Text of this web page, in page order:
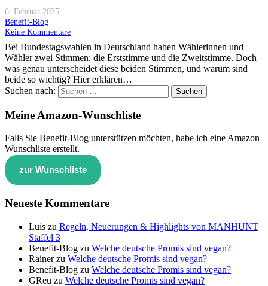
6. Februar 2025
Benefit-Blog
Keine Kommentare
Bei Bundestagswahlen in Deutschland haben Wählerinnen und
Wähler zwei Stimmen: die Erststimme und die Zweitstimme. Doch
was genau unterscheidet diese beiden Stimmen, und warum sind
beide so wichtig? Hier erklären…
Suchen nach:
Meine Amazon-Wunschliste
Falls Sie Benefit-Blog unterstützen möchten, habe ich eine Amazon
Wunschliste erstellt.
zur Wunschliste
Neueste Kommentare
Luis zu Regeln, Neuerungen & Highlights von MANHUNT
Staffel 3
Benefit-Blog zu Welche deutsche Promis sind vegan?
Rainerzu Welche deutsche Promis sind vegan?
Benefit-Blog zu Welche deutsche Promis sind vegan?
GReu zu Welche deutsche Promis sind vegan?